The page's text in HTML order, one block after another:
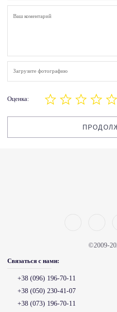
Загрузите фотографию
Оценка:
©2009-
Связаться с нами:
+38 (096) 196-70-11
+38 (050) 230-41-07
+38 (073) 196-70-11